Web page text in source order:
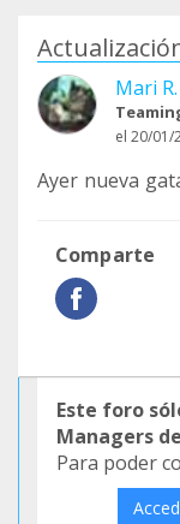
Mari
el 20/01/
Ayer nueva
Comparte
Este foro
Managers
Para poder